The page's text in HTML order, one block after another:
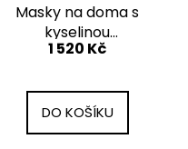
Masky na doma s
kyselinou
glykolovou, 30 ks
1 520 Kč
DO KOŠÍKU